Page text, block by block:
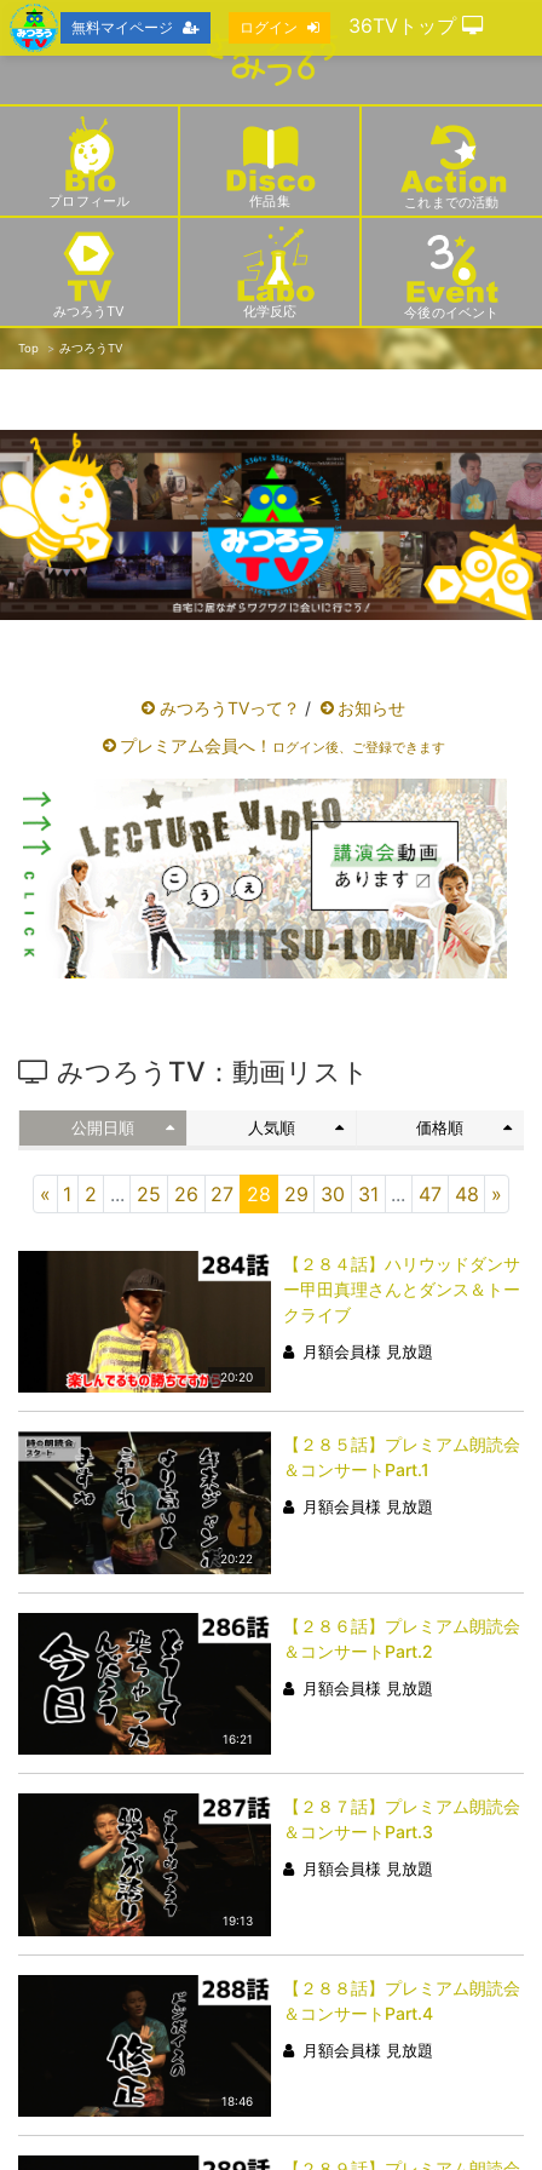
プロフィール 作品集 これまでの活動
みつろうTV 化学反応 今後のイベント
Top みつろうTV
みつろうTVって？ /
お知らせ
プレミアム会員へ！ ログイン後、ご登録できます
みつろうTV：動画リスト
公開日順 人気順 価格順
« 1 2 ... 25 26 27 28 29 30 31 ... 47 48 »
20:20
【２８４話】ハリウッドダンサ
ー甲田真理さんとダンス＆トー
クライブ
月額会員様 見放題
20:22
【２８５話】プレミアム朗読会
＆コンサートPart.1
月額会員様 見放題
16:21
【２８６話】プレミアム朗読会
＆コンサートPart.2
月額会員様 見放題
19:13
【２８７話】プレミアム朗読会
＆コンサートPart.3
月額会員様 見放題
18:46
【２８８話】プレミアム朗読会
＆コンサートPart.4
月額会員様 見放題
無料マイページ ログイン 36TVトップ